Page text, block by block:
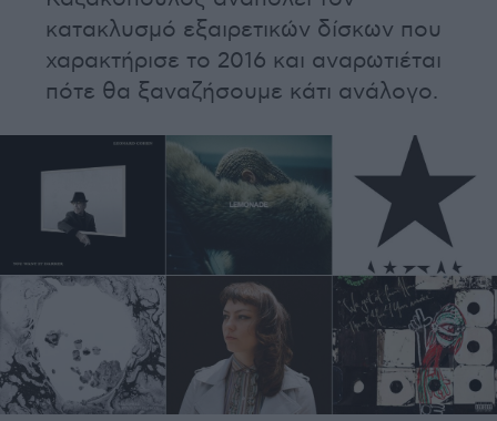
κατακλυσμό εξαιρετικών δίσκων που
χαρακτήρισε το 2016 και αναρωτιέται
πότε θα ξαναζήσουμε κάτι ανάλογο.